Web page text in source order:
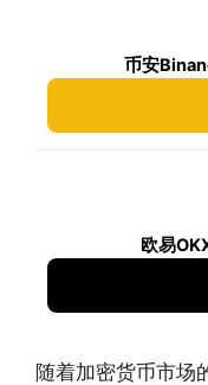
币安
欧易
随着加密货币市场